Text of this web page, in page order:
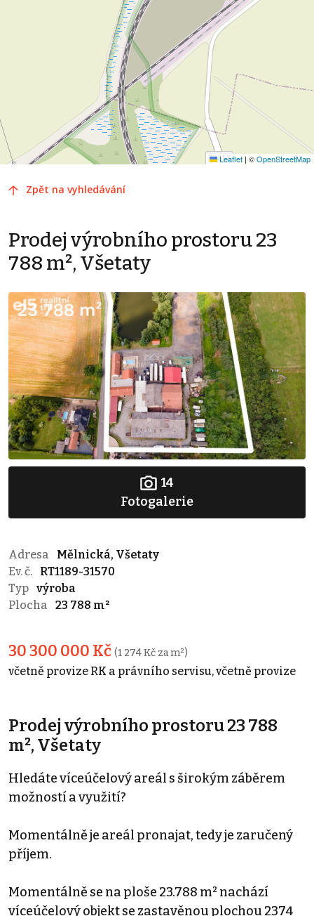
Leaflet | ©OpenStreetMap
Zpět na vyhledávání
Prodej výrobního prostoru 23
788 m², Všetaty
14
Fotogalerie
Adresa
Mělnická, Všetaty
Ev. č.
RT1189-31570
Typ výroba
Plocha
23 788 m²
30 300 000 Kč (1 274 Kč za m²)
včetně provize RK a právního servisu, včetně provize
Prodej výrobního prostoru 23 788
m², Všetaty
Hledáte víceúčelový areál s širokým záběrem
možností a využití?
Momentálně je areál pronajat, tedy je zaručený
příjem.
Momentálně se na ploše 23.788 m² nachází
víceúčelový objekt se zastavěnou plochou 2374